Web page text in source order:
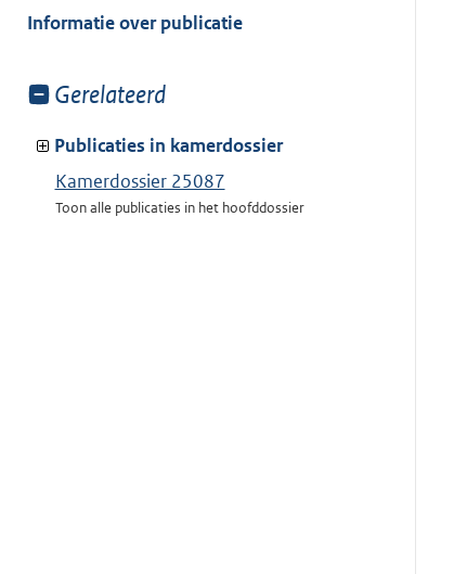
van:
Informatie over publicatie
Toon
van:
Gerelateerd
Publicaties in kamerdossier
Kamerdossier 25087
Toon alle publicaties in het hoofddossier